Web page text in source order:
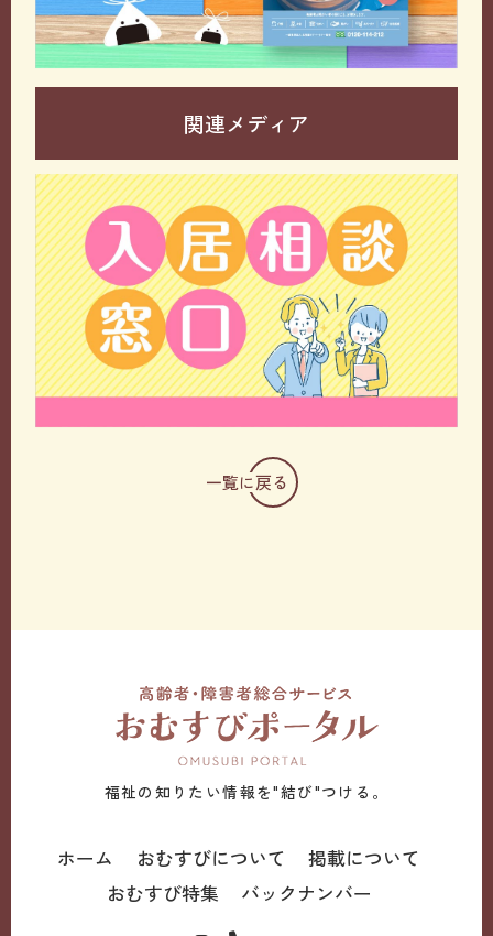
関連メディア
一覧に戻る
福祉の知りたい情報を"結び"つける。
ホーム おむすびについて
掲載について
おむすび特集
バックナンバー